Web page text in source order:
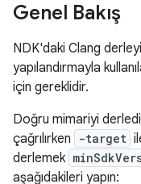
Genel Bakış
NDK'daki Clang
yapılandırmayla
için gereklidir.
Doğru mimariyi
çağrılırken
-target
derlemek
aşağıdakileri yapın: